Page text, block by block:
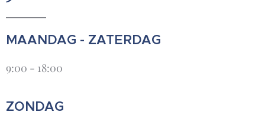
MAANDAG - ZATERDAG
9:00 - 18:00
ZONDAG